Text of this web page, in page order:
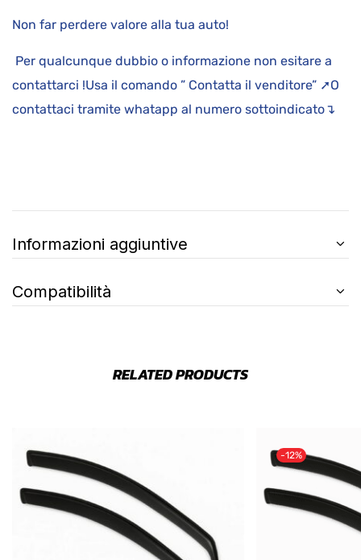
Non far perdere valore alla tua auto!
Per qualcunque dubbio o informazione non esitare a
contattarci !Usa il comando ” Contatta il venditore” ➚O
contattaci tramite whatapp al numero sottoindicato↴
Informazioni aggiuntive
Compatibilità
RELATED PRODUCTS
-12%